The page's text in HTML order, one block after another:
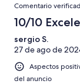
Comentario
10/10
sergio S.
27 de ago de
Aspectos
del anuncio